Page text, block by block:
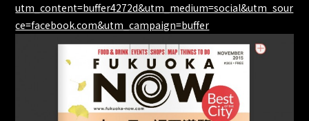
utm_content=buffer4272d&utm_medium=social&utm_sour
ce=facebook.com&utm_campaign=buffer